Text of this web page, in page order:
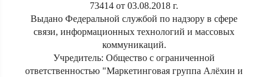
73414 от 03.08.2018 г.
Выдано Федеральной службой по надзору в сфере
связи, информационных технологий и массовых
коммуникаций.
Учредитель: Общество с ограниченной
ответственностью "Маркетинговая группа Алёхин и